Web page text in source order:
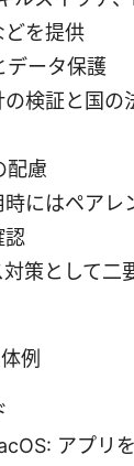
どを提供
データ保護
の検証と国の
配慮
にはペアレ
認
策として二
例
アプリ